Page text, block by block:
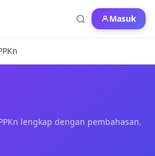
Masuk
lengkap dengan pembahasan.